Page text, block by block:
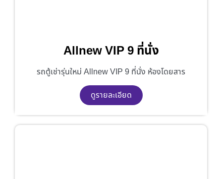
Allnew VIP 9 ที่นั่ง
รถตู้เช่ารุ่นใหม่ Allnew VIP 9 ที่นั่ง ห้องโดยสาร
ดูรายละเอียด